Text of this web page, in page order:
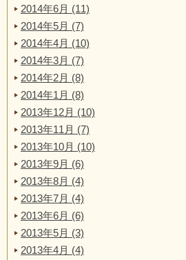
2014年6月 (11)
2014年5月 (7)
2014年4月 (10)
2014年3月 (7)
2014年2月 (8)
2014年1月 (8)
2013年12月 (10)
2013年11月 (7)
2013年10月 (10)
2013年9月 (6)
2013年8月 (4)
2013年7月 (4)
2013年6月 (6)
2013年5月 (3)
2013年4月 (4)